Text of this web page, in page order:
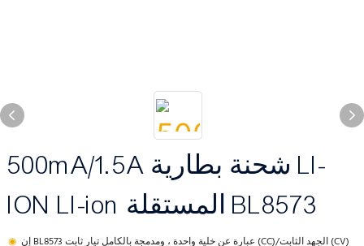
500mA/1.5A شحنة بطارية LI-
ION LI-ion المستقلة BL8573
◉